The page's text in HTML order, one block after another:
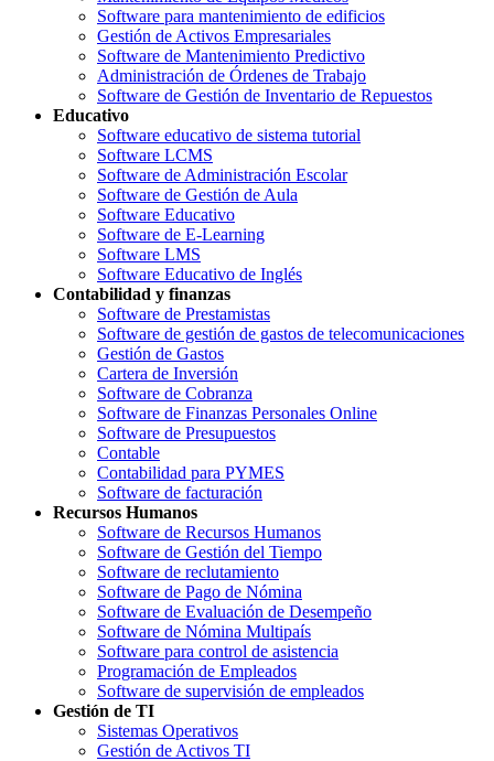
Software para mantenimiento de edificios
Gestión de Activos Empresariales
Software de Mantenimiento Predictivo
Administración de Órdenes de Trabajo
Software de Gestión de Inventario de Repuestos
Educativo
Software educativo de sistema tutorial
Software LCMS
Software de Administración Escolar
Software de Gestión de Aula
Software Educativo
Software de E-Learning
Software LMS
Software Educativo de Inglés
Contabilidad y finanzas
Software de Prestamistas
Software de gestión de gastos de telecomunicaciones
Gestión de Gastos
Cartera de Inversión
Software de Cobranza
Software de Finanzas Personales Online
Software de Presupuestos
Contable
Contabilidad para PYMES
Software de facturación
Recursos Humanos
Software de Recursos Humanos
Software de Gestión del Tiempo
Software de reclutamiento
Software de Pago de Nómina
Software de Evaluación de Desempeño
Software de Nómina Multipaís
Software para control de asistencia
Programación de Empleados
Software de supervisión de empleados
Gestión de TI
Sistemas Operativos
Gestión de Activos TI